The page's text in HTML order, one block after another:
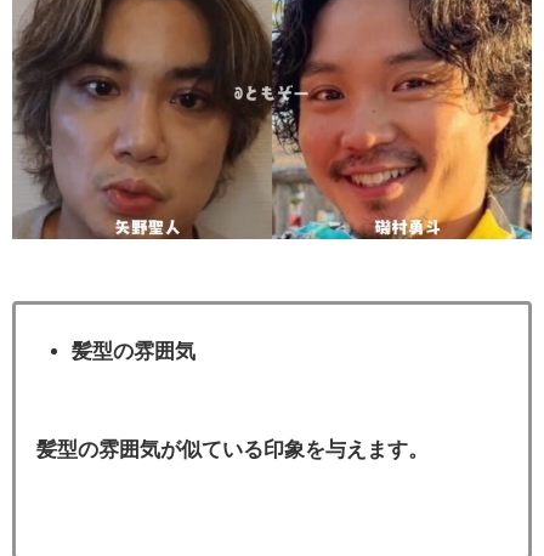
髪型の雰囲気
髪型の雰囲気が似ている印象を与えます。